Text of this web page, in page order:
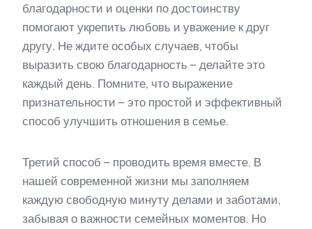
благодарности и оценки по достоинству
помогают укрепить любовь и уважение к друг
другу. Не ждите особых случаев, чтобы
выразить свою благодарность – делайте это
каждый день. Помните, что выражение
признательности – это простой и эффективный
способ улучшить отношения в семье.
Третий способ – проводить время вместе. В
нашей современной жизни мы заполняем
каждую свободную минуту делами и заботами,
забывая о важности семейных моментов. Но